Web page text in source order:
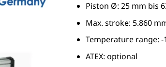
Piston Ø: 25 mm bis
Max. stroke: 5.860
Temperature range: -
ATEX: optional